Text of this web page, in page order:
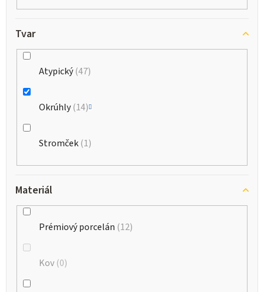
Tvar
Atypický 47
Okrúhly 14
Stromček 1
Materiál
Prémiový porcelán 12
Kov 0